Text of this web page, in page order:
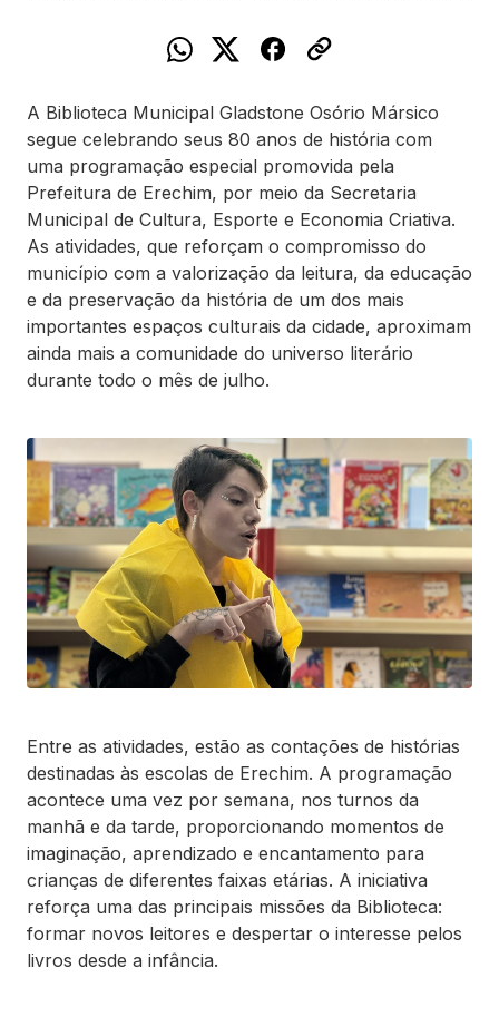
A Biblioteca Municipal Gladstone Osório Mársico
segue celebrando seus 80 anos de história com
uma programação especial promovida pela
Prefeitura de Erechim, por meio da Secretaria
Municipal de Cultura, Esporte e Economia Criativa.
As atividades, que reforçam o compromisso do
município com a valorização da leitura, da educação
e da preservação da história de um dos mais
importantes espaços culturais da cidade, aproximam
ainda mais a comunidade do universo literário
durante todo o mês de julho.
Entre as atividades, estão as contações de histórias
destinadas às escolas de Erechim. A programação
acontece uma vez por semana, nos turnos da
manhã e da tarde, proporcionando momentos de
imaginação, aprendizado e encantamento para
crianças de diferentes faixas etárias. A iniciativa
reforça uma das principais missões da Biblioteca:
formar novos leitores e despertar o interesse pelos
livros desde a infância.